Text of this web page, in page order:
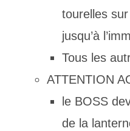
tourelles
jusqu’à
Tous les
ATTENTION
le BOSS
de la